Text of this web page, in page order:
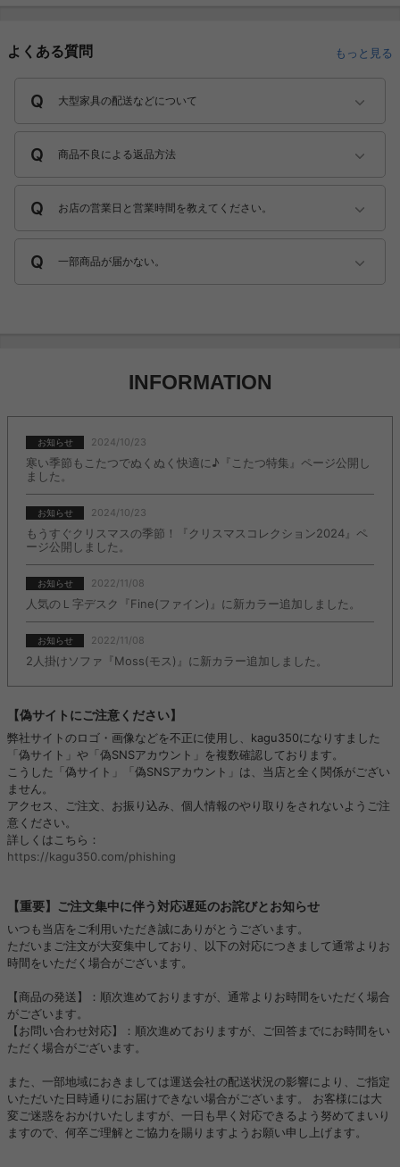
よくある質問 もっと見る
大型家具の配送などについて
商品不良による返品方法
お店の営業日と営業時間を教えてください。
一部商品が届かない。
INFORMATION
お知らせ 2024/10/23
寒い季節もこたつでぬくぬく快適に♪『こたつ特集』ページ公開し
ました。
お知らせ 2024/10/23
もうすぐクリスマスの季節！『クリスマスコレクション2024』ペ
ージ公開しました。
お知らせ 2022/11/08
人気のＬ字デスク『Fine(ファイン)』に新カラー追加しました。
お知らせ 2022/11/08
2人掛けソファ『Moss(モス)』に新カラー追加しました。
【偽サイトにご注意ください】
弊社サイトのロゴ・画像などを不正に使用し、kagu350になりすました
「偽サイト」や「偽SNSアカウント」を複数確認しております。
こうした「偽サイト」「偽SNSアカウント」は、当店と全く関係がござい
ません。
アクセス、ご注文、お振り込み、個人情報のやり取りをされないようご注
意ください。
詳しくはこちら：
https://kagu350.com/phishing
【重要】ご注文集中に伴う対応遅延のお詫びとお知らせ
いつも当店をご利用いただき誠にありがとうございます。
ただいまご注文が大変集中しており、以下の対応につきまして通常よりお
時間をいただく場合がございます。
【商品の発送】：順次進めておりますが、通常よりお時間をいただく場合
がございます。
【お問い合わせ対応】：順次進めておりますが、ご回答までにお時間をい
ただく場合がございます。
また、一部地域におきましては運送会社の配送状況の影響により、ご指定
いただいた日時通りにお届けできない場合がございます。 お客様には大
変ご迷惑をおかけいたしますが、一日も早く対応できるよう努めてまいり
ますので、何卒ご理解とご協力を賜りますようお願い申し上げます。